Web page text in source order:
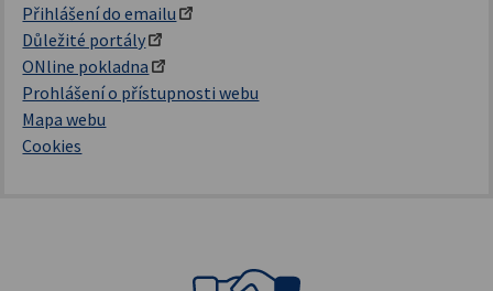
Přihlášení do emailu
Důležité portály
ONline pokladna
Prohlášení o přístupnosti webu
Mapa webu
Cookies